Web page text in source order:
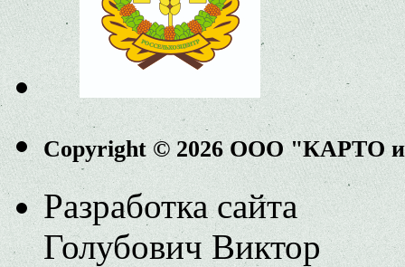
Copyright © 2026 ООО "КАРТО
Разработка сайта
Голубович Виктор